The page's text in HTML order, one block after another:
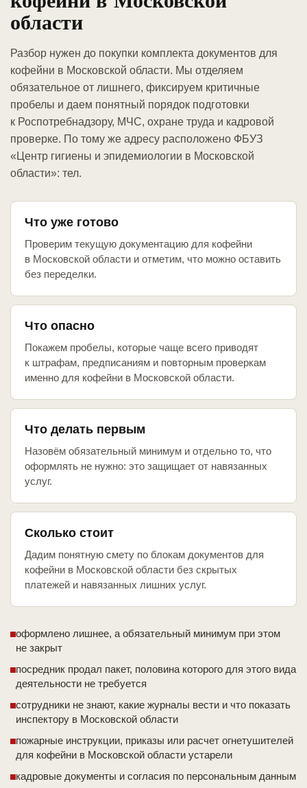
области
Разбор нужен до покупки комплекта документов для
кофейни в Московской области. Мы отделяем
обязательное от лишнего, фиксируем критичные
пробелы и даем понятный порядок подготовки
к Роспотребнадзору, МЧС, охране труда и кадровой
проверке. По тому же адресу расположено ФБУЗ
«Центр гигиены и эпидемиологии в Московской
области»: тел.
Что уже готово
Проверим текущую документацию для кофейни
в Московской области и отметим, что можно оставить
без переделки.
Что опасно
Покажем пробелы, которые чаще всего приводят
к штрафам, предписаниям и повторным проверкам
именно для кофейни в Московской области.
Что делать первым
Назовём обязательный минимум и отдельно то, что
оформлять не нужно: это защищает от навязанных
услуг.
Сколько стоит
Дадим понятную смету по блокам документов для
кофейни в Московской области без скрытых
платежей и навязанных лишних услуг.
оформлено лишнее, а обязательный минимум при этом
не закрыт
посредник продал пакет, половина которого для этого вида
деятельности не требуется
сотрудники не знают, какие журналы вести и что показать
инспектору в Московской области
пожарные инструкции, приказы или расчет огнетушителей
для кофейни в Московской области устарели
кадровые документы и согласия по персональным данным